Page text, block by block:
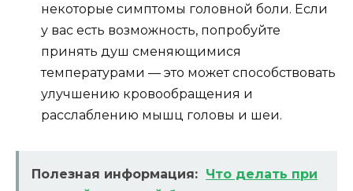
некоторые симптомы головной боли. Если
у вас есть возможность, попробуйте
принять душ сменяющимися
температурами — это может способствовать
улучшению кровообращения и
расслаблению мышц головы и шеи.
Полезная информация: Что делать при